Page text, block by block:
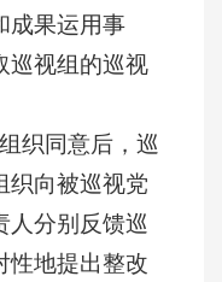
成果运用事
巡视组的巡视
织同意后，巡
织向被巡视党
人分别反馈巡
性地提出整改